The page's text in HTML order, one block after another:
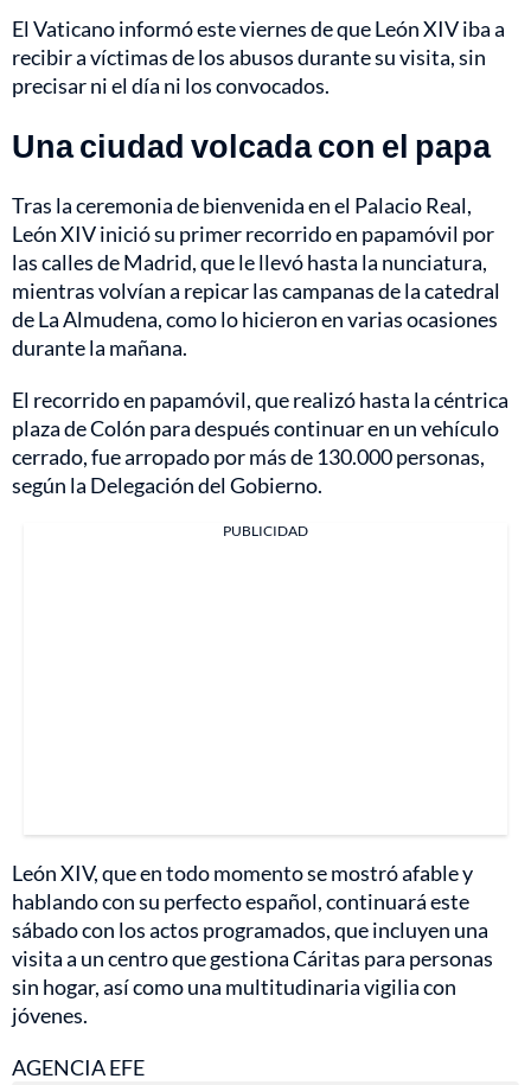
El Vaticano informó este viernes de que León XIV iba a
recibir a víctimas de los abusos durante su visita, sin
precisar ni el día ni los convocados.
Una ciudad volcada con el papa
Tras la ceremonia de bienvenida en el Palacio Real,
León XIV inició su primer recorrido en papamóvil por
las calles de Madrid, que le llevó hasta la nunciatura,
mientras volvían a repicar las campanas de la catedral
de La Almudena, como lo hicieron en varias ocasiones
durante la mañana.
El recorrido en papamóvil, que realizó hasta la céntrica
plaza de Colón para después continuar en un vehículo
cerrado, fue arropado por más de 130.000 personas,
según la Delegación del Gobierno.
PUBLICIDAD
León XIV, que en todo momento se mostró afable y
hablando con su perfecto español, continuará este
sábado con los actos programados, que incluyen una
visita a un centro que gestiona Cáritas para personas
sin hogar, así como una multitudinaria vigilia con
jóvenes.
AGENCIA EFE